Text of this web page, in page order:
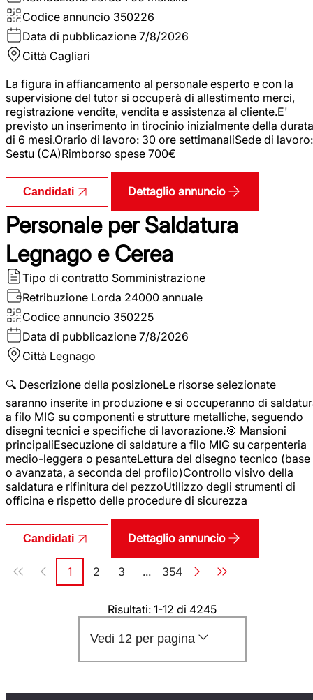
Codice annuncio 350226
Data di pubblicazione 7/8/2026
Città Cagliari
La figura in affiancamento al personale esperto e con la
supervisione del tutor si occuperà di allestimento merci,
registrazione vendite, vendita e assistenza al cliente.E'
previsto un inserimento in tirocinio inizialmente della durata
di 6 mesi.Orario di lavoro: 30 ore settimanaliSede di lavoro:
Sestu (CA)Rimborso spese 700€
Candidati Dettaglio annuncio
Personale per Saldatura
Legnago e Cerea
Tipo di contratto Somministrazione
Retribuzione Lorda 24000 annuale
Codice annuncio 350225
Data di pubblicazione 7/8/2026
Città Legnago
🔍 Descrizione della posizioneLe risorse selezionate
saranno inserite in produzione e si occuperanno di
a filo MIG su componenti e strutture metalliche, seguendo
disegni tecnici e specifiche di lavorazione.🎯 Mansioni
principaliEsecuzione di saldature a filo MIG su carpenteria
medio-leggera o pesanteLettura del disegno tecnico (base
o avanzata, a seconda del profilo)Controllo visivo della
saldatura e rifinitura del pezzoUtilizzo degli strumenti di
officina e rispetto delle procedure di sicurezza
Candidati Dettaglio annuncio
Paginazione
Pagina
1 Pagina
2 Pagina
3 ... Pagina
354
Risultati: 1-12 di 4245
Vedi 12 per pagina